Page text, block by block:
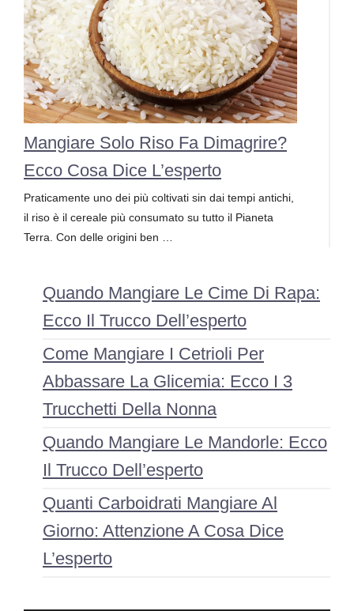
Mangiare Solo Riso Fa Dimagrire?
Ecco Cosa Dice L’esperto
Praticamente uno dei più coltivati sin dai tempi antichi,
il riso è il cereale più consumato su tutto il Pianeta
Terra. Con delle origini ben …
Quando Mangiare Le Cime Di Rapa:
Ecco Il Trucco Dell’esperto
Come Mangiare I Cetrioli Per
Abbassare La Glicemia: Ecco I 3
Trucchetti Della Nonna
Quando Mangiare Le Mandorle: Ecco
Il Trucco Dell’esperto
Quanti Carboidrati Mangiare Al
Giorno: Attenzione A Cosa Dice
L’esperto